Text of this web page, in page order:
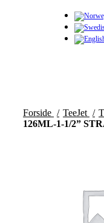
Forside TeeJet
126ML-1-1/2”